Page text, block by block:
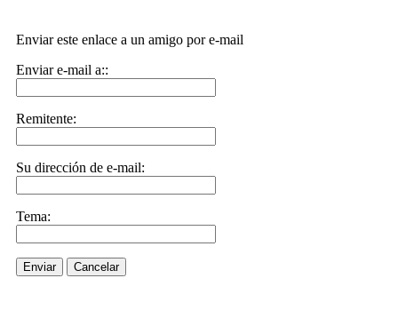
Enviar este enlace a un amigo por e-mail
Enviar e-mail a::
Remitente:
Su dirección de e-mail:
Tema:
Enviar Cancelar